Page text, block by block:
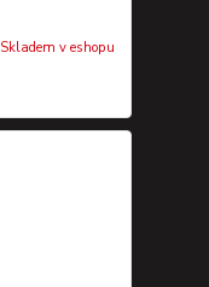
Skladem v eshopu